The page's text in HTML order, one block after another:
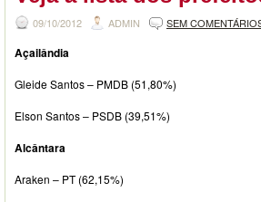
09/10/2012 ADMIN SEM
Açailândia
Gleide Santos – PMDB (51,80%)
Elson Santos – PSDB (39,51%)
Alcântara
Araken – PT (62,15%)